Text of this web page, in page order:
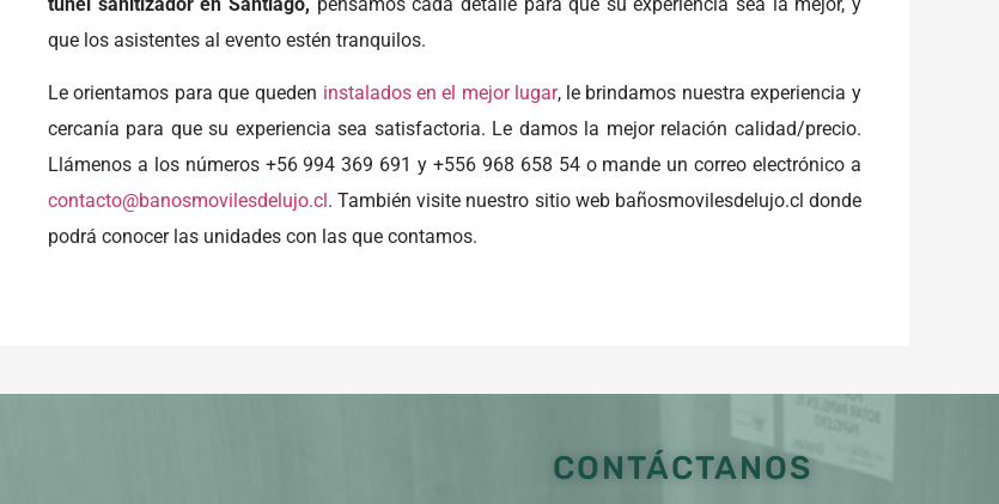
que los asistentes al evento estén tranquilos.
Le orientamos para que queden instalados en el mejor lugar, le brindamos nuestra experiencia y
cercanía para que su experiencia sea satisfactoria. Le damos la mejor relación calidad/precio.
Llámenos a los números +56 994 369 691 y +556 968 658 54 o mande un correo electrónico a
contacto@banosmovilesdelujo.cl . También visite nuestro sitio web bañosmovilesdelujo.cl donde
podrá conocer las unidades con las que contamos.
CONTÁCTANOS